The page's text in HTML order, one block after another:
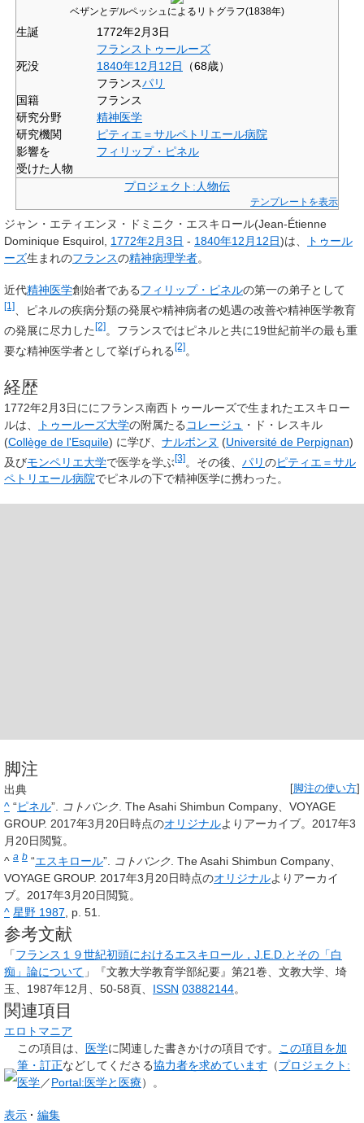
ベザンとデルペッシュによるリトグラフ(1838年)
生誕
1772年2月3日
フランス トゥールーズ
死没
1840年12月12日
（68歳）
フランスパリ
国籍
フランス
研究分野
精神医学
研究機関
ピティエ＝サルペトリエール病院
影響を
受けた人物
フィリップ・ピネル
プロジェクト:人物伝
テンプレートを表示
ジャン・エティエンヌ・ドミニク・エスキロール(Jean-Étienne
Dominique Esquirol, 1772年2月3日 - 1840年12月12日)は、
トゥール
ーズ生まれのフランスの精神病理学者。
近代精神医学創始者であるフィリップ・ピネルの第一の弟子として
[1]
、ピネルの疾病分類の発展や精神病者の処遇の改善や精神医学教育
の発展に尽力した[2]。フランスではピネルと共に19世紀前半の最も重
要な精神医学者として挙げられる[2]
経歴
1772年2月3日ににフランス南西トゥールーズで生まれたエスキロー
ルは、
トゥールーズ大学の附属たる コレージュ
・ド・レスキル
(Collège de l'Esquile) に学び、 ナルボンヌ (Université de Perpignan)
及びモンペリエ大学で医学を学ぶ[3]。その後、 パリのピティエ＝サル
ペトリエール病院でピネルの下で精神医学に携わった。
脚注
脚注の使い方
出典
^ “ピネル”. コトバンク. The Asahi Shimbun Company、VOYAGE
GROUP. 2017年3月20日時点のオリジナルよりアーカイブ。 2017年3
月20日閲覧。
^ a b “エスキロール”. コトバンク . The Asahi Shimbun Company、
VOYAGE GROUP. 2017年3月20日時点のオリジナルよりアーカイ
ブ。 2017年3月20日閲覧。
^ 星野 1987 , p. 51.
参考文献
「フランス１９世紀初頭におけるエスキロール，J.E.D.とその「白
痴」論について 」『文教大学教育学部紀要』第21巻、文教大学、埼
玉、1987年12月、50-58頁、 ISSN 03882144。
関連項目
エロトマニア
この項目は、
医学に関連した書きかけの項目 です。
この項目を加
筆・訂正などしてくださる協力者を求めています （プロジェクト:
医学／Portal:医学と医療）。
表示
編集